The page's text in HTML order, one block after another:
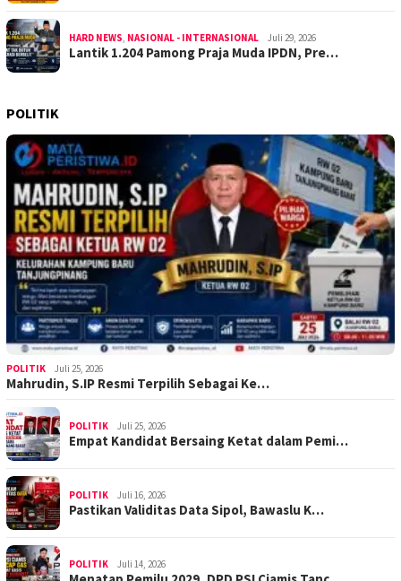
HARD NEWS NASIONAL - INTERNASIONAL Juli 29, 2026
Lantik 1.204 Pamong Praja Muda IPDN, Pre…
POLITIK
POLITIK Juli 25, 2026
Mahrudin, S.IP Resmi Terpilih Sebagai Ke…
POLITIK Juli 25, 2026
Empat Kandidat Bersaing Ketat dalam Pemi…
POLITIK Juli 16, 2026
Pastikan Validitas Data Sipol, Bawaslu K…
POLITIK Juli 14, 2026